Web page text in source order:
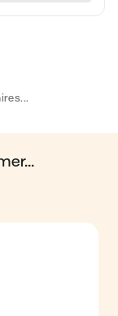
pour
votre santé,
banana chia
fibres.